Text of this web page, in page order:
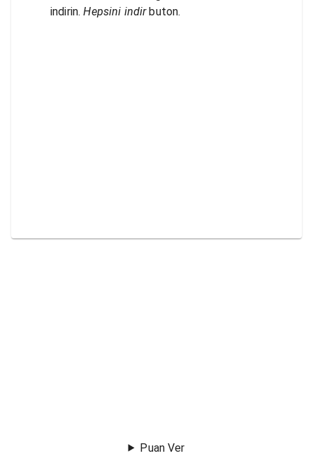
indirin. Hepsini indirbuton.
Puan Ver